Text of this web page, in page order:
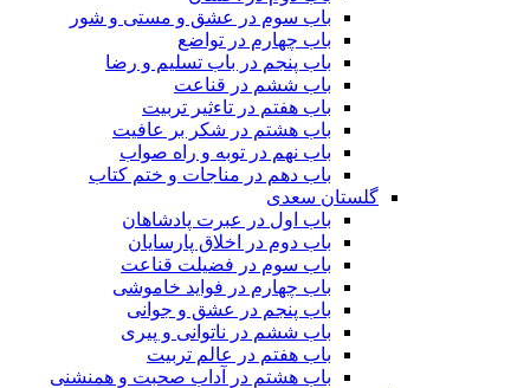
باب سوم در عشق و مستی و شور
باب چهارم در تواضع
باب پنجم در باب تسلیم و رضا
باب ششم در قناعت
باب هفتم در تاءثیر تربیت
باب هشتم در شکر بر عافیت
باب نهم در توبه و راه صواب
باب دهم در مناجات و ختم کتاب
گلستان سعدی
باب اول در عبرت پادشاهان
باب دوم در اخلاق پارسایان
باب سوم در فضیلت قناعت
باب چهارم در فواید خاموشى
باب پنجم در عشق و جوانى
باب ششم در ناتوانى و پیرى
باب هفتم در عالم تربیت
باب هشتم در آداب صحبت و همنشنى